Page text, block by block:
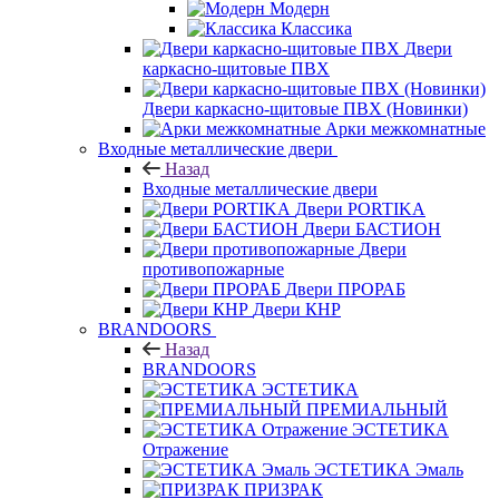
Модерн
Классика
Двери
каркасно-щитовые ПВХ
Двери каркасно-щитовые ПВХ (Новинки)
Арки межкомнатные
Входные металлические двери
Назад
Входные металлические двери
Двери PORTIKA
Двери БАСТИОН
Двери
противопожарные
Двери ПРОРАБ
Двери КНР
BRANDOORS
Назад
BRANDOORS
ЭСТЕТИКА
ПРЕМИАЛЬНЫЙ
ЭСТЕТИКА
Отражение
ЭСТЕТИКА Эмаль
ПРИЗРАК